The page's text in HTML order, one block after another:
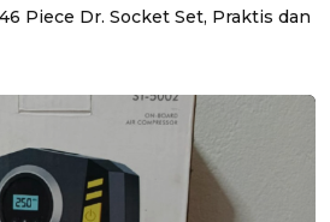
Piece Dr. Socket Set, Praktis dan